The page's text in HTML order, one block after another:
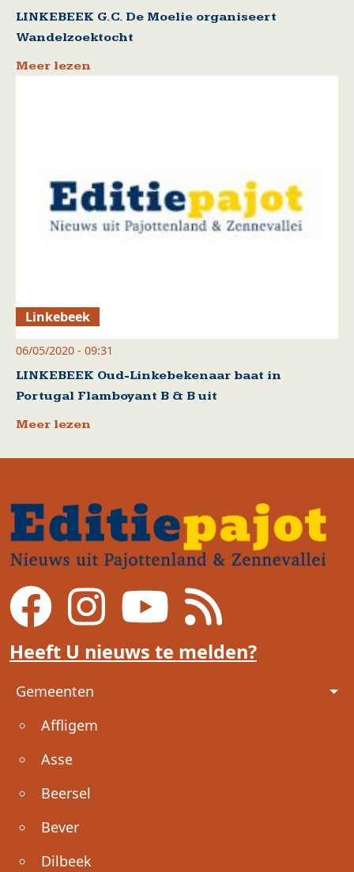
LINKEBEEK G.C. De Moelie organiseert
Wandelzoektocht
Meer lezen
Linkebeek
06/05/2020 - 09:31
LINKEBEEK Oud-Linkebekenaar baat in
Portugal Flamboyant B & B uit
Meer lezen
Heeft U nieuws te melden?
Voet
Gemeenten
Affligem
Asse
Beersel
Bever
Dilbeek